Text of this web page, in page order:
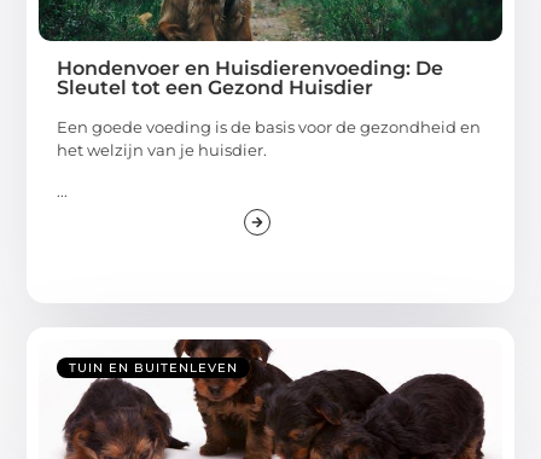
Hondenvoer en Huisdierenvoeding: De
Sleutel tot een Gezond Huisdier
Een goede voeding is de basis voor de gezondheid en
het welzijn van je huisdier.
...
TUIN EN BUITENLEVEN